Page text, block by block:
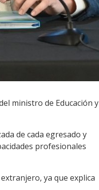
ministro de Educación y
de cada egresado y
profesionales
ya que explica